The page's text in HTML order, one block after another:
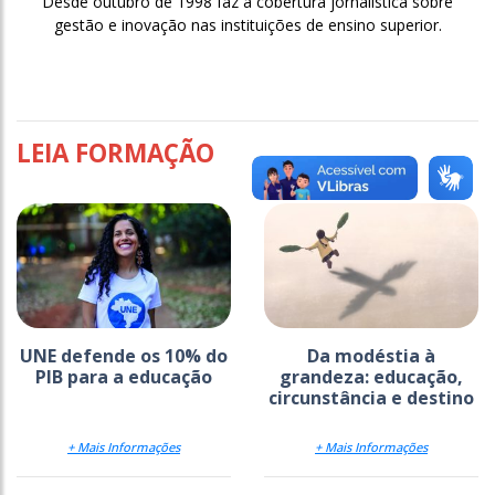
gestão e inovação nas instituições de ensino superior.
LEIA FORMAÇÃO
UNE defende os 10% do
PIB para a educação
+ Mais Informações
Da modéstia à
grandeza: educação,
circunstância e destino
+ Mais Informações